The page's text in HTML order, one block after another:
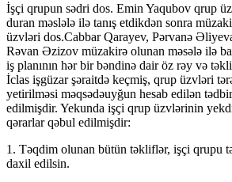
İşçi qrupun sədri dos. Emin Yaqubov qrup
duran məslələ ilə tanış etdikdən sonra
üzvləri dos.Cabbar Qarayev, Pərvanə
Rəvan Əzizov müzakirə olunan məsələ ilə
iş planının hər bir bəndinə dair öz rəy və
İclas işgüzar şəraitdə keçmiş, qrup üzvləri
yetirilməsi məqsədəuyğun hesab edilən
edilmişdir. Yekunda işçi qrup üzvlərinin
qərarlar qəbul edilmişdir:
1. Təqdim olunan bütün təkliflər, işçi qrupu
daxil edilsin.